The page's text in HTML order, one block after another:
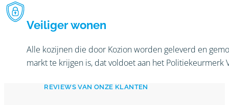
Veiliger wonen
Alle kozijnen die door Kozion worden geleverd en
markt te krijgen is, dat voldoet aan het Politiekeurmerk
REVIEWS VAN ONZE KLANTEN